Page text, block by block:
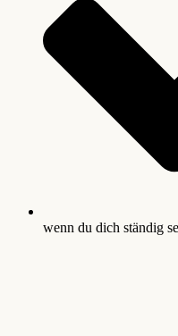
wenn du dich ständig